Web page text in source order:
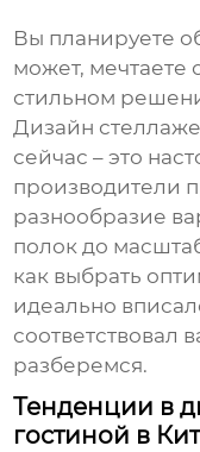
Вы планируете
может, мечтаете
стильном
Дизайн
сейчас – это
производители
разнообразие
полок до
как выбрать
идеально
соответствовал
разберемся.
Тенденции в
гостиной в